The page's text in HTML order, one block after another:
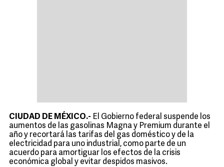
CIUDAD DE MÉXICO.- El Gobierno federal suspende los
aumentos de las gasolinas Magna y Premium durante el
año y recortará las tarifas del gas doméstico y de la
electricidad para uno industrial, como parte de un
acuerdo para amortiguar los efectos de la crisis
económica global y evitar despidos masivos.